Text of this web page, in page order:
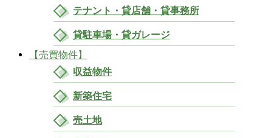
テナント・貸店舗・貸事務所
貸駐車場・貸ガレージ
【売買物件】
収益物件
新築住宅
売土地